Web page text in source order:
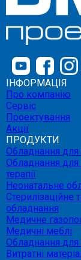
ІНФОРМАЦІЯ
Про компанію
Сервіс
Проектування
Акції
ПРОДУКТИ
Обладнання для
Обладнання для
терапії
Неонатальне
Стерилізаційне
обладнання
Медичне
Медичні меблі
Обладнання для
Витратні